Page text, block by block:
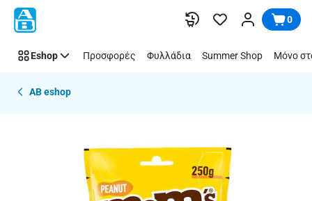
Παράλειψη 0
Eshop Προσφορές Φυλλάδια Summer Shop Μόνο
AB eshop